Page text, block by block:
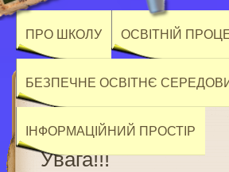
ПРО ШКОЛУ ОСВІТНІЙ
БЕЗПЕЧНЕ ОСВІТНЄ
ІНФОРМАЦІЙНИЙ ПРОСТІР
Увага!!!